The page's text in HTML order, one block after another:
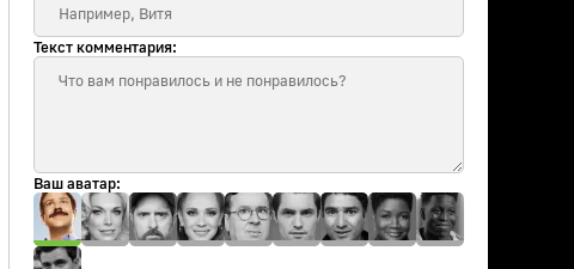
Текст комментария:
Ваш аватар: